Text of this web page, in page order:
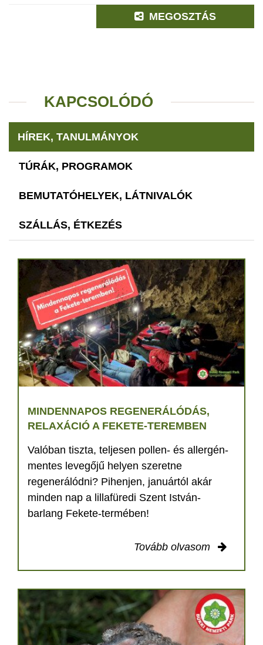
MEGOSZTÁS
KAPCSOLÓDÓ
HÍREK, TANULMÁNYOK
TÚRÁK, PROGRAMOK
BEMUTATÓHELYEK, LÁTNIVALÓK
SZÁLLÁS, ÉTKEZÉS
MINDENNAPOS REGENERÁLÓDÁS,
RELAXÁCIÓ A FEKETE-TEREMBEN
Valóban tiszta, teljesen pollen- és allergén-
mentes levegőjű helyen szeretne
regenerálódni? Pihenjen, januártól akár
minden nap a lillafüredi Szent István-
barlang Fekete-termében!
Tovább olvasom